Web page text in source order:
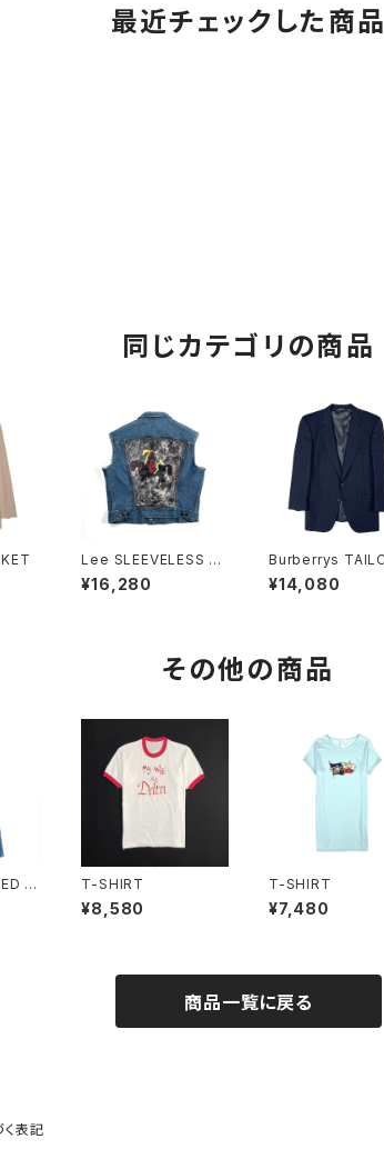
最近チェックした商品
同じカテゴリの商品
Lee SLEEVELESS JA
CKET
¥16,280
Burberrys
D JACKET
¥14,080
その他の商品
J T-SHIRT
¥8,580
T-SHIRT
¥7,480
商品一覧に戻る
表記